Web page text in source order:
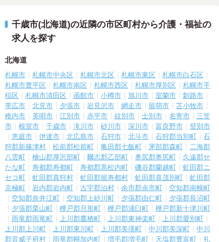
千歳市(北海道)の近隣の市区町村から介護・福祉の
求人を探す
北海道
札幌市 札幌市中央区 札幌市北区 札幌市東区
札幌市白石区
札幌市豊平区
札幌市南区 札幌市西区 札幌市厚別区
札幌市手
稲区
札幌市清田区 函館市 小樽市 旭川市 室蘭市
釧路市
帯広市
北見市 夕張市 岩見沢市 網走市 留萌市
苫小牧市
稚内市
美唄市 江別市 赤平市 紋別市 士別市 名寄市
三笠
市
根室市 千歳市 滝川市 砂川市 深川市 富良野市
登別市
恵庭市
伊達市 北広島市 石狩市 北斗市 石狩郡当別町
石
狩郡新篠津村
松前郡松前町 亀田郡七飯町 茅部郡森町
二海郡
八雲町
檜山郡厚沢部町 爾志郡乙部町 奥尻郡奥尻町
久遠郡せ
たな町
寿都郡寿都町 寿都郡黒松内町 磯谷郡蘭越町
虻田郡ニ
セコ町
虻田郡真狩村 虻田郡留寿都村 虻田郡喜茂別町
虻田郡
京極町
岩内郡岩内町 古宇郡泊村 余市郡余市町
空知郡南幌町
空知郡奈井江町
空知郡上砂川町 夕張郡由仁町
夕張郡長沼町
夕張郡栗山町
樺戸郡月形町 樺戸郡浦臼町
樺戸郡新十津川町
雨竜郡雨竜町
上川郡鷹栖町 上川郡東神楽町
上川郡愛別町
上川郡上川町
上川郡東川町 上川郡美瑛町 中川郡美深町
中川
郡音威子府村
雨竜郡幌加内町 増毛郡増毛町 天塩郡豊富町
礼